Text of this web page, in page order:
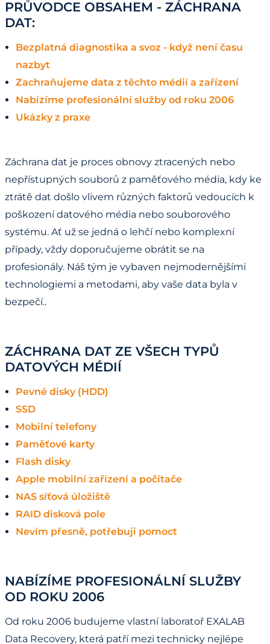
PRŮVODCE OBSAHEM - ZÁCHRANA
DAT:
Bezplatná diagnostika a svoz - když není času
nazbyt
Zachraňujeme data z těchto médií a zařízení
Nabízíme profesionální služby od roku 2006
Ukázky z praxe
Záchrana dat je proces obnovy ztracených nebo
nepřístupných souborů z paměťového média, kdy ke
ztrátě dat došlo vlivem různých faktorů vedoucích k
poškození datového média nebo souborového
systému. Ať už se jedná o lehčí nebo komplexní
případy, vždy doporučujeme obrátit se na
profesionály. Náš tým je vybaven nejmodernějšími
technologiemi a metodami, aby vaše data byla v
bezpečí..
ZÁCHRANA DAT ZE VŠECH TYPŮ
DATOVÝCH MÉDIÍ
Pevné disky (HDD)
SSD
Mobilní telefony
Paměťové karty
Flash disky
Apple mobilní zařízení a počítače
NAS síťová úložiště
RAID disková pole
Nevím přesně, potřebuji pomoct
NABÍZÍME PROFESIONÁLNÍ SLUŽBY
OD ROKU 2006
Od roku 2006 budujeme vlastní laboratoř EXALAB
Data Recovery, která patří mezi technicky nejlépe